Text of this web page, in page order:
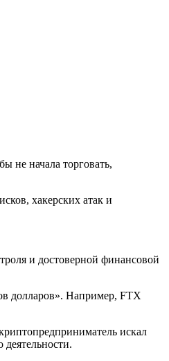
не начала торговать,
хакерских атак и
и достоверной финансовой
долларов». Например, FTX
искал